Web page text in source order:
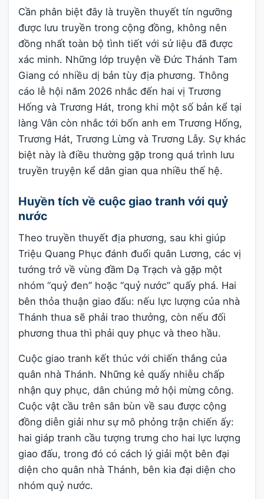
Cần phân biệt đây là truyền thuyết tín ngưỡng
được lưu truyền trong cộng đồng, không nên
đồng nhất toàn bộ tình tiết với sử liệu đã được
xác minh. Những lớp truyện về Đức Thánh Tam
Giang có nhiều dị bản tùy địa phương. Thông
cáo lễ hội năm 2026 nhắc đến hai vị Trương
Hống và Trương Hát, trong khi một số bản kể tại
làng Vân còn nhắc tới bốn anh em Trương Hống,
Trương Hát, Trương Lừng và Trương Lẫy. Sự khác
biệt này là điều thường gặp trong quá trình lưu
truyền truyện kể dân gian qua nhiều thế hệ.
Huyền tích về cuộc giao tranh với quỷ
nước
Theo truyền thuyết địa phương, sau khi giúp
Triệu Quang Phục đánh đuổi quân Lương, các vị
tướng trở về vùng đầm Dạ Trạch và gặp một
nhóm “quỷ đen” hoặc “quỷ nước” quấy phá. Hai
bên thỏa thuận giao đấu: nếu lực lượng của nhà
Thánh thua sẽ phải trao thưởng, còn nếu đối
phương thua thì phải quy phục và theo hầu.
Cuộc giao tranh kết thúc với chiến thắng của
quân nhà Thánh. Những kẻ quấy nhiễu chấp
nhận quy phục, dân chúng mở hội mừng công.
Cuộc vật cầu trên sân bùn về sau được cộng
đồng diễn giải như sự mô phỏng trận chiến ấy:
hai giáp tranh cầu tượng trưng cho hai lực lượng
giao đấu, trong đó có cách lý giải một bên đại
diện cho quân nhà Thánh, bên kia đại diện cho
nhóm quỷ nước.